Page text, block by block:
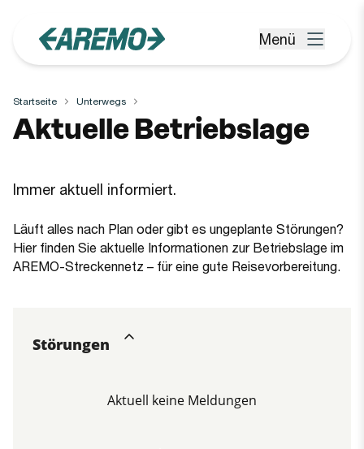
Menü öffnen
Menü
Startseite Unterwegs
Aktuelle Betriebslage
Immer aktuell informiert.
Läuft alles nach Plan oder gibt es ungeplante Störungen?
Hier finden Sie aktuelle Informationen zur Betriebslage im
AREMO-Streckennetz – für eine gute Reisevorbereitung.
Störungen
Aktuell keine Meldungen